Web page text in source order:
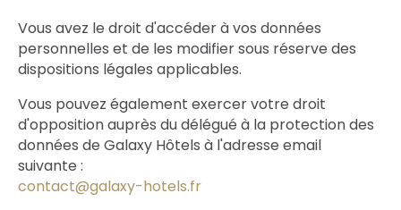
Vous avez le droit d'accéder à vos données
personnelles et de les modifier sous réserve des
dispositions légales applicables.
Vous pouvez également exercer votre droit
d'opposition auprès du délégué à la protection des
données de Galaxy Hôtels à l'adresse email
suivante :
contact@galaxy-hotels.fr